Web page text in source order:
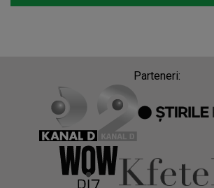
Parteneri: